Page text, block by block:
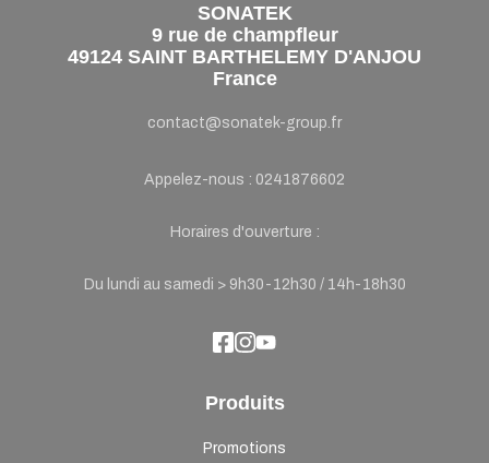
SONATEK
9 rue de champfleur
49124 SAINT BARTHELEMY D'ANJOU
France
contact@sonatek-group.fr
Appelez-nous : 0241876602
Horaires d'ouverture :
Du lundi au samedi > 9h30-12h30 / 14h-18h30
Produits
Promotions